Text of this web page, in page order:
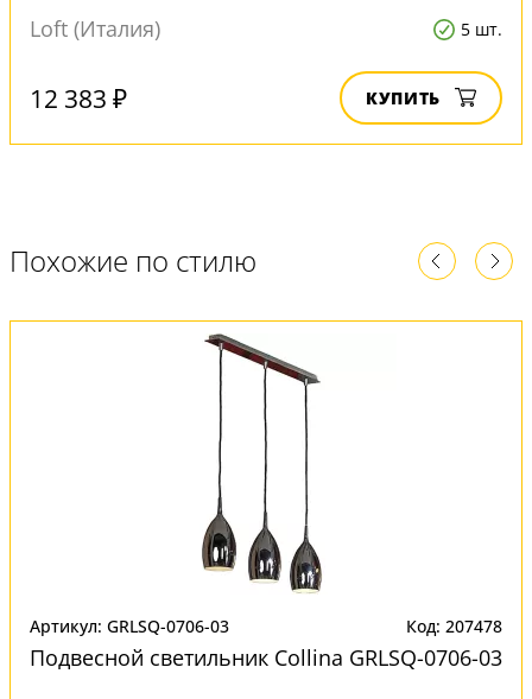
Loft (Италия) 5 шт.
12 383 ₽ КУПИТЬ
Похожие по стилю
Артикул: GRLSQ-0706-03 Код: 207478
Подвесной светильник Collina GRLSQ-0706-03